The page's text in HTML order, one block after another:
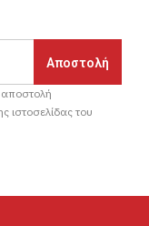
αποστολή
ιστοσελίδας του